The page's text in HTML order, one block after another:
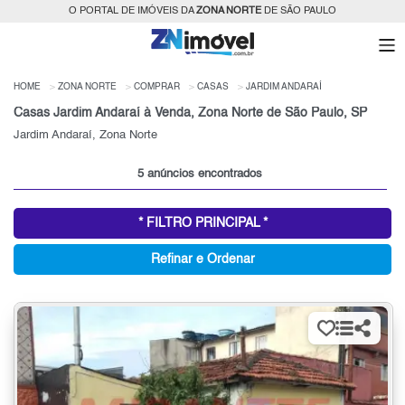
O PORTAL DE IMÓVEIS DAZONA NORTEDE SÃO PAULO
HOME ZONA NORTE COMPRAR CASAS JARDIM ANDARAÍ
Casas Jardim Andaraí à Venda, Zona Norte de São Paulo, SP
Jardim Andaraí, Zona Norte
5 anúncios encontrados
* FILTRO PRINCIPAL *
Refinar e Ordenar